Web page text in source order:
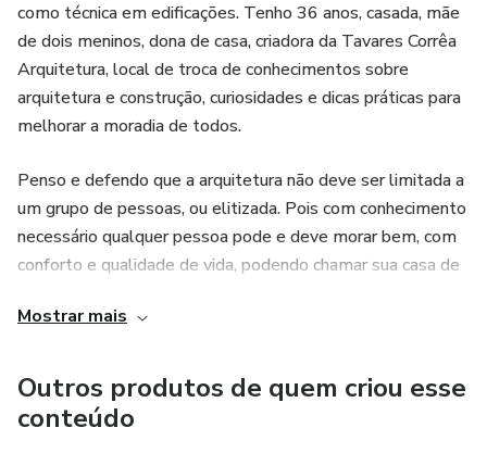
como técnica em edificações. Tenho 36 anos, casada, mãe
de dois meninos, dona de casa, criadora da Tavares Corrêa
Arquitetura, local de troca de conhecimentos sobre
arquitetura e construção, curiosidades e dicas práticas para
melhorar a moradia de todos.
Penso e defendo que a arquitetura não deve ser limitada a
um grupo de pessoas, ou elitizada. Pois com conhecimento
necessário qualquer pessoa pode e deve morar bem, com
conforto e qualidade de vida, podendo chamar sua casa de
Mostrar mais
Outros produtos de quem criou esse
conteúdo